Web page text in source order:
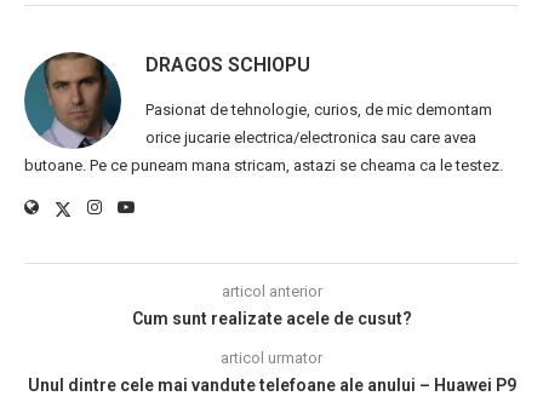
DRAGOS SCHIOPU
Pasionat de tehnologie, curios, de mic demontam
orice jucarie electrica/electronica sau care avea
butoane. Pe ce puneam mana stricam, astazi se cheama ca le testez.
articol anterior
Cum sunt realizate acele de cusut?
articol urmator
Unul dintre cele mai vandute telefoane ale anului – Huawei P9